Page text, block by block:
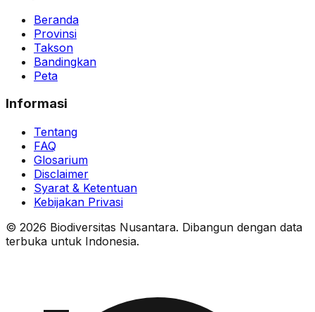
Beranda
Provinsi
Takson
Bandingkan
Peta
Informasi
Tentang
FAQ
Glosarium
Disclaimer
Syarat & Ketentuan
Kebijakan Privasi
© 2026 Biodiversitas Nusantara. Dibangun dengan data
terbuka untuk Indonesia.